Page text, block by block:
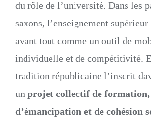
du rôle de l’université. Dans les
saxons, l’enseignement supérieur
avant tout comme un outil de
individuelle et de compétitivité.
tradition républicaine l’inscrit
un projet collectif de formation,
d’émancipation et de cohésion